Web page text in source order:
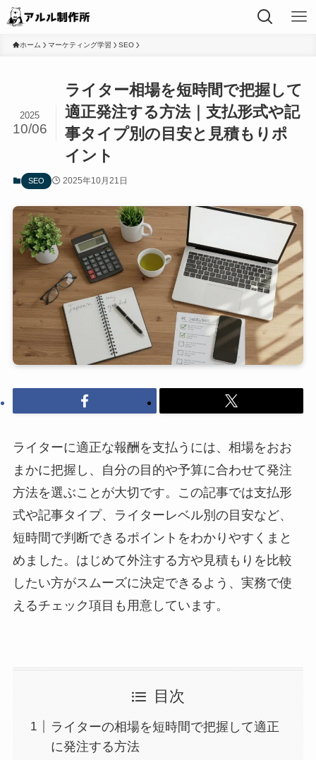
ホーム マーケティング学習 SEO
ライター相場を短時間で把握して
適正発注する方法｜支払形式や記
事タイプ別の目安と見積もりポ
イント
2025
10/06
SEO 2025年10月21日
ライターに適正な報酬を支払うには、相場をおお
まかに把握し、自分の目的や予算に合わせて発注
方法を選ぶことが大切です。この記事では支払形
式や記事タイプ、ライターレベル別の目安など、
短時間で判断できるポイントをわかりやすくまと
めました。はじめて外注する方や見積もりを比較
したい方がスムーズに決定できるよう、実務で使
えるチェック項目も用意しています。
目次
ライターの相場を短時間で把握して適正
に発注する方法